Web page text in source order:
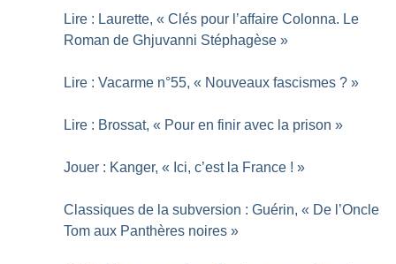
Lire : Laurette, « Clés pour l’affaire Colonna. Le
Roman de Ghjuvanni Stéphagèse »
Lire : Vacarme n°55, « Nouveaux fascismes ? »
Lire : Brossat, « Pour en finir avec la prison »
Jouer : Kanger, « Ici, c’est la France ! »
Classiques de la subversion : Guérin, « De l’Oncle
Tom aux Panthères noires »